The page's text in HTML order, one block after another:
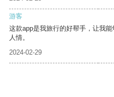
游客
这款app是我旅行的好帮手，让我
人情。
2024-02-29